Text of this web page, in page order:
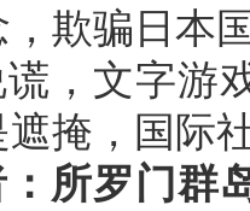
欺骗日本
，文字游
掩，国际
所罗门群